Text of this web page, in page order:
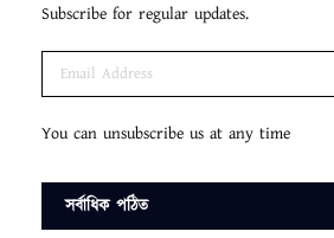
Subscribe for regular updates.
You can unsubscribe us at any time
সর্বাধিক পঠিত